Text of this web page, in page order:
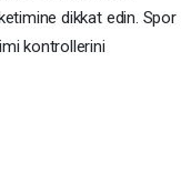
dikkat edin. Spor
kontrollerini